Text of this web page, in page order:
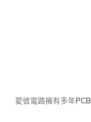
愛彼電路擁有多年